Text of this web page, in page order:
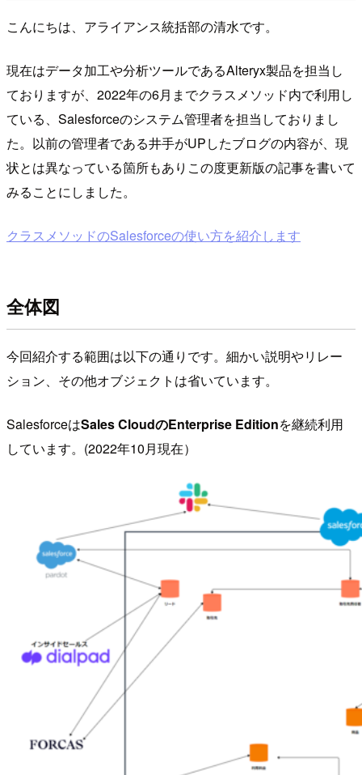
こんにちは、アライアンス統括部の清水です。
現在はデータ加工や分析ツールであるAlteryx製品を担当し
ておりますが、2022年の6月までクラスメソッド内で利用し
ている、Salesforceのシステム管理者を担当しておりまし
た。以前の管理者である井手がUPしたブログの内容が、現
状とは異なっている箇所もありこの度更新版の記事を書いて
みることにしました。
クラスメソッドのSalesforceの使い方を紹介します
全体図
今回紹介する範囲は以下の通りです。細かい説明やリレー
ション、その他オブジェクトは省いています。
SalesforceはSales CloudのEnterprise Editionを継続利用
しています。(2022年10月現在）